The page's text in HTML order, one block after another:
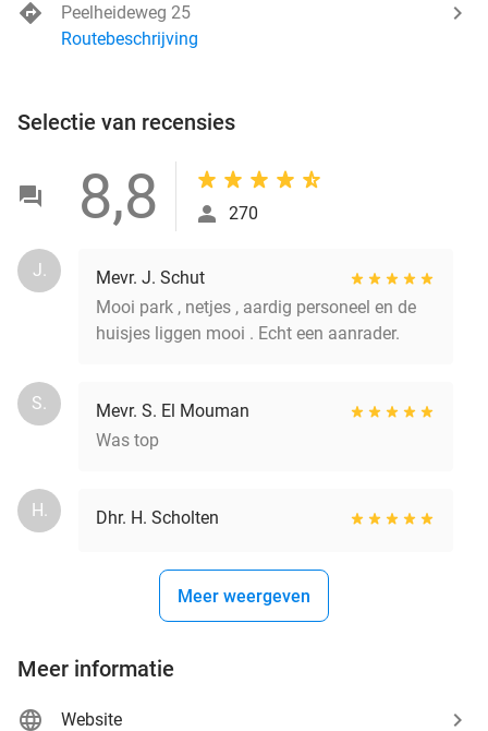
Peelheideweg 25
Routebeschrijving
Selectie van recensies
8,8 270
J.
Mevr. J. Schut
Mooi park , netjes , aardig personeel en de
huisjes liggen mooi . Echt een aanrader.
S.
Mevr. S. El Mouman
Was top
H. Dhr. H. Scholten
Meer weergeven
Meer informatie
Website